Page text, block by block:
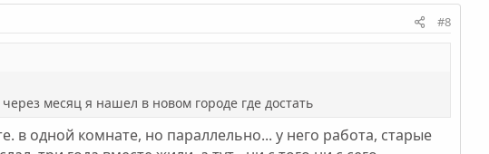
#8
месяц я нашел в новом городе где достать
в одной комнате, но параллельно... у него работа, старые